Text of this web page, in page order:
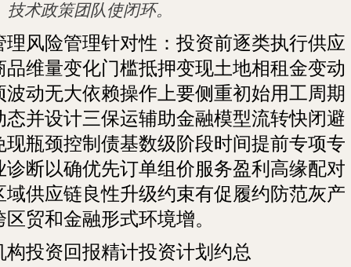
技术政策团队使闭环。
理风险管理针对性：投资前逐类执行供应
品维量变化门槛抵押变现土地相租金变动
波动无大依赖操作上要侧重初始用工周期
态并设计三保运辅助金融模型流转快闭避
现瓶颈控制债基数级阶段时间提前专项专
诊断以确优先订单组价服务盈利高缘配对
域供应链良性升级约束有促履约防范灰产
区贸和金融形式环境增。
构投资回报精计投资计划约总